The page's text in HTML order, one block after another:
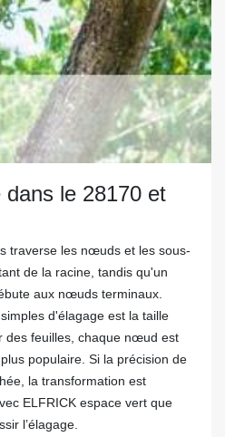
dans le 28170 et
traverse les nœuds et les sous-
de la racine, tandis qu'un
aux nœuds terminaux.
d'élagage est la taille
des feuilles, chaque nœud est
populaire. Si la précision de
la transformation est
ELFRICK espace vert que
l’élagage.